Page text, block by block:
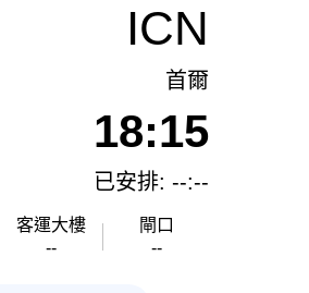
ICN
首爾
18:15
已安排: --:--
客運大樓
--
閘口
--